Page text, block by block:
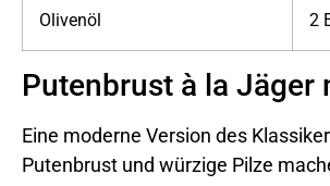
Olivenöl 2
Putenbrust à la Jäger
Eine moderne Version des
Putenbrust und würzige Pilze